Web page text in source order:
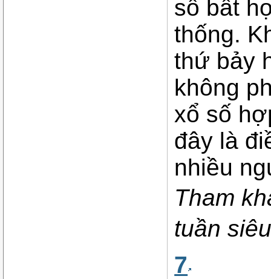
số bất
thống.
thứ bảy
không
xổ số
đây là
nhiều
Tham
tuần
7